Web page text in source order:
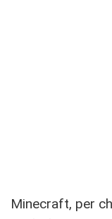
Minecraft, per